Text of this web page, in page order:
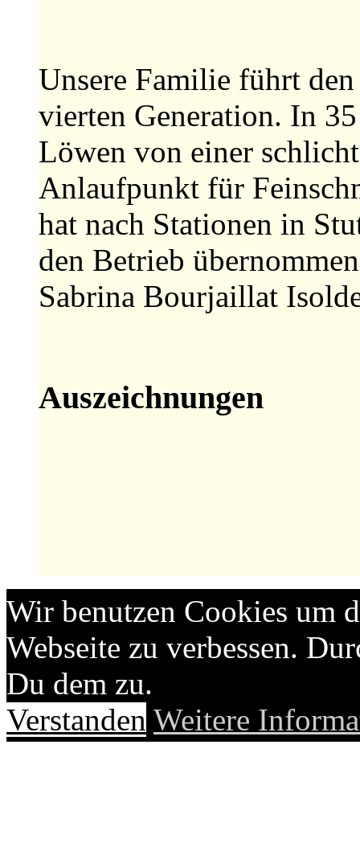
Unsere Familie führt
vierten Generation. In
Löwen von einer
Anlaufpunkt für
hat nach Stationen in
den Betrieb
Sabrina Bourjaillat
Auszeichnungen
Wir benutzen Cookies um
Webseite zu verbessen.
Du dem zu.
Verstanden Weitere